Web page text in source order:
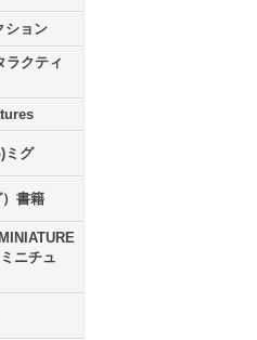
ション
ラクティ
ミグ
書籍
ニチュ